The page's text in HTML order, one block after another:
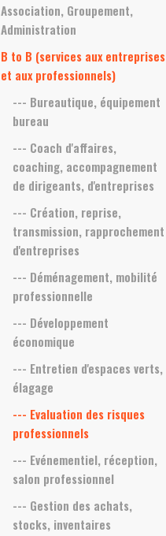
Association, Groupement,
Administration
B to B (services aux entreprises
et aux professionnels)
--- Bureautique, équipement
bureau
--- Coach d'affaires,
coaching, accompagnement
de dirigeants, d'entreprises
--- Création, reprise,
transmission, rapprochement
d'entreprises
--- Déménagement, mobilité
professionnelle
--- Développement
économique
--- Entretien d'espaces verts,
élagage
--- Evaluation des risques
professionnels
--- Evénementiel, réception,
salon professionnel
--- Gestion des achats,
stocks, inventaires